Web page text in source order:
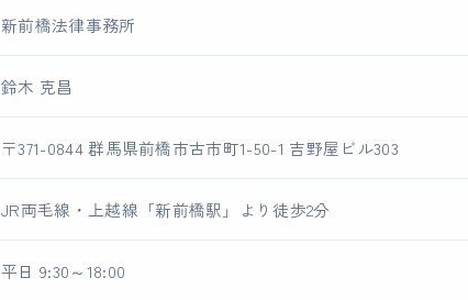
新前橋法律事務所
鈴木 克昌
〒371-0844 群馬県前橋市古市町1-50-1 吉野屋ビル303
JR両毛線・上越線「新前橋駅」より徒歩2分
平日 9:30～18:00